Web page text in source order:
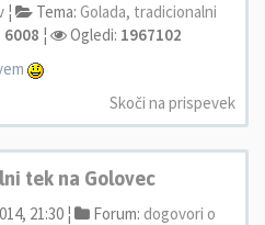
¦ Tema: Golada, tradicionalni
6008 ¦ Ogledi: 1967102
Skoči na prispevek
tek na Golovec
21:30 ¦ Forum: dogovori o